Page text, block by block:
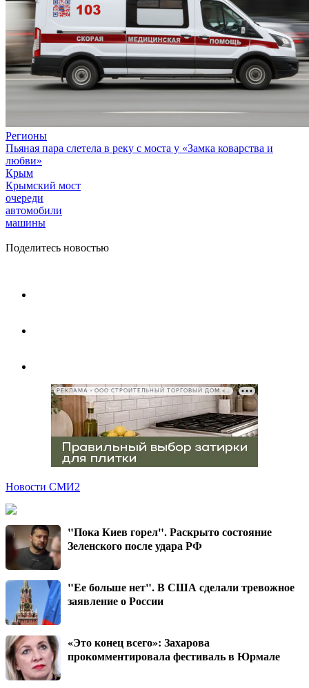
Регионы
Пьяная пара слетела в реку с моста у «Замка коварства и
любви»
Крым
Крымский мост
очереди
автомобили
машины
Поделитесь новостью
РЕКЛАМА • ООО СТРОИТЕЛЬНЫЙ ТОРГОВЫЙ ДОМ «ПЕТРОВИЧ», ИНН 7802348846
Новости СМИ2
"Пока Киев горел". Раскрыто состояние
Зеленского после удара РФ
"Ее больше нет". В США сделали тревожное
заявление о России
«Это конец всего»: Захарова
прокомментировала фестиваль в Юрмале